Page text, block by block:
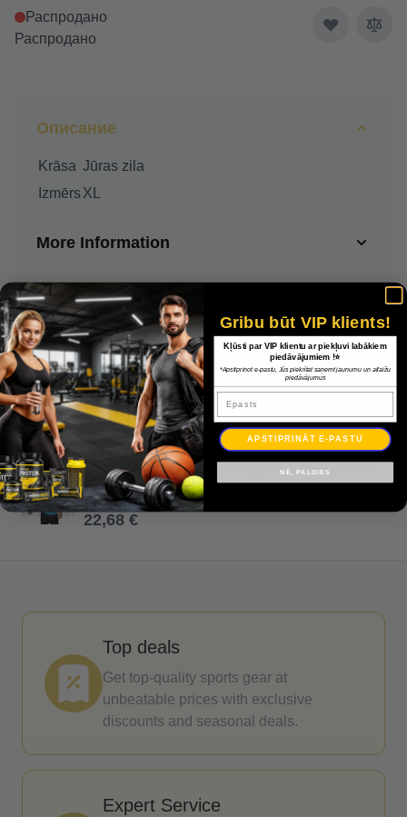
Распродано
Распродано
Описание
Krāsa Jūras zila
IzmērsXL
More Information
Доставка
Оплата
Гарантия
Adidas Squadra džemperis 21 GK JSY GN6944 / Jūras zila / XL
32,40 €
22,68 €
Top deals
Get top-quality sports gear at
unbeatable prices with exclusive
discounts and seasonal deals.
Expert Service
Gribu būt VIP klients!
Kļūsti par VIP klientu ar piekļuvi labākiem
piedāvājumiem !⭐
*Apstiprinot e-pastu, Jūs piekrītat saņemt jaunumu un atlaižu
piedāvājumus
Epasts
APSTIPRINĀT E-PASTU
NĒ, PALDIES